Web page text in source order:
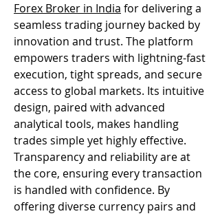
Forex Broker in India for delivering a
seamless trading journey backed by
innovation and trust. The platform
empowers traders with lightning-fast
execution, tight spreads, and secure
access to global markets. Its intuitive
design, paired with advanced
analytical tools, makes handling
trades simple yet highly effective.
Transparency and reliability are at
the core, ensuring every transaction
is handled with confidence. By
offering diverse currency pairs and